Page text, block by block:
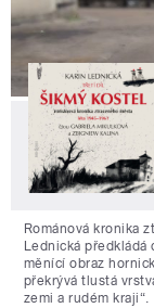
Románová kronika
Lednická předkládá
měnící obraz
překrývá tlustá
zemi a rudém kraji“.